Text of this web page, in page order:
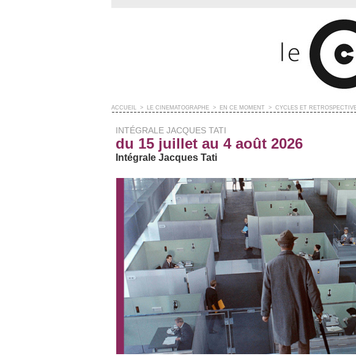
ACCUEIL > LE CINÉMATOGRAPHE > EN CE MOMENT > CYCLES ET
INTÉGRALE JACQUES TATI
du 15 juillet au 4 août 2026
Intégrale Jacques Tati